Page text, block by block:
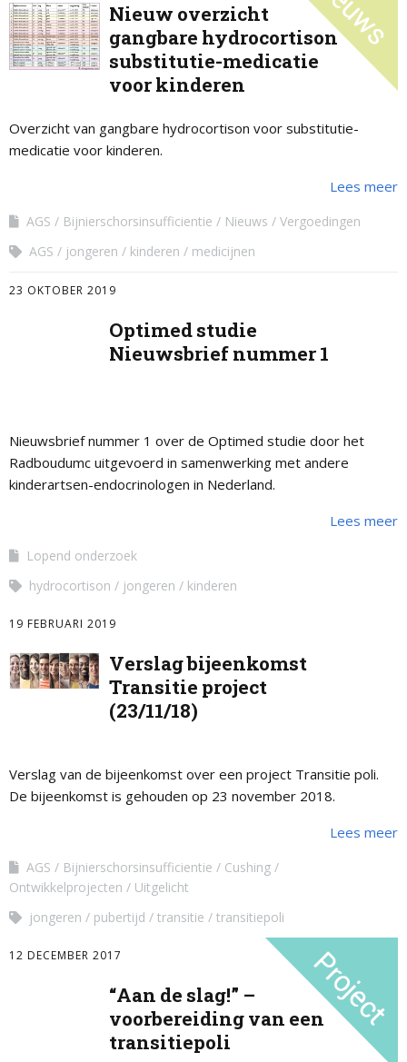
Nieuw overzicht
gangbare hydrocortison
substitutie-medicatie
voor kinderen
Overzicht van gangbare hydrocortison voor substitutie-
medicatie voor kinderen.
Lees meer
AGS Bijnierschorsinsufficientie Nieuws
Vergoedingen
AGS
jongeren kinderen medicijnen
23 OKTOBER 2019
Optimed studie
Nieuwsbrief nummer 1
Nieuwsbrief nummer 1 over de Optimed studie door het
Radboudumc uitgevoerd in samenwerking met andere
kinderartsen-endocrinologen in Nederland.
Lees meer
Lopend onderzoek
hydrocortison
jongeren kinderen
19 FEBRUARI 2019
Verslag bijeenkomst
Transitie project
(23/11/18)
Verslag van de bijeenkomst over een project Transitie poli.
De bijeenkomst is gehouden op 23 november 2018.
Lees meer
AGS Bijnierschorsinsufficientie
Cushing
Ontwikkelprojecten
Uitgelicht
jongeren
pubertijd transitie transitiepoli
12 DECEMBER 2017
“Aan de slag!” –
voorbereiding van een
transitiepoli